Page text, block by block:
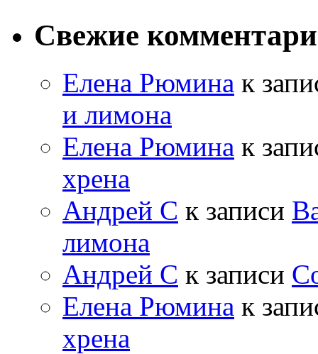
Свежие
Елена Рюмина к
и лимона
Елена Рюмина к
хрена
Андрей С к записи
лимона
Андрей С к записи
Елена Рюмина к
хрена